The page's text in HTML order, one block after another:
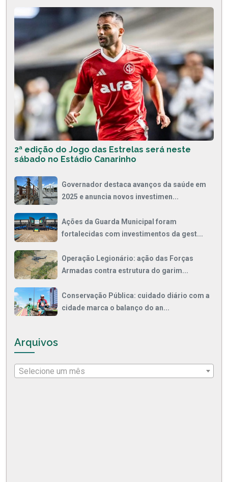
2ª edição do Jogo das Estrelas será neste
sábado no Estádio Canarinho
Governador destaca avanços da saúde em
2025 e anuncia novos investimen...
Ações da Guarda Municipal foram
fortalecidas com investimentos da gest...
Operação Legionário: ação das Forças
Armadas contra estrutura do garim...
Conservação Pública: cuidado diário com a
cidade marca o balanço do an...
Arquivos
Selecione um mês